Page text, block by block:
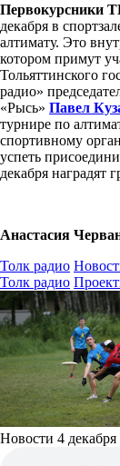
Первокурсники
декабря в
алтимату. Это
котором примут
Тольяттинского
радио»
«Рысь» Павел
турнире по
спортивному
успеть
декабря наградят
Анастасия
Толк радио
Толк радио
Новости 4 декабря